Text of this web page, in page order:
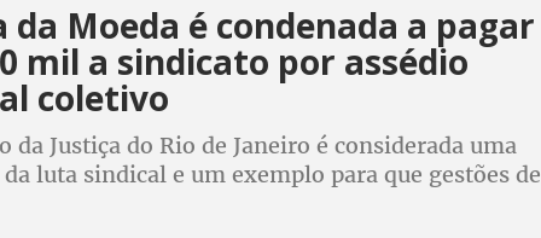
da Moeda é condenada a pagar
mil a sindicato por assédio
coletivo
da Justiça do Rio de Janeiro é considerada uma
luta sindical e um exemplo para que gestões de